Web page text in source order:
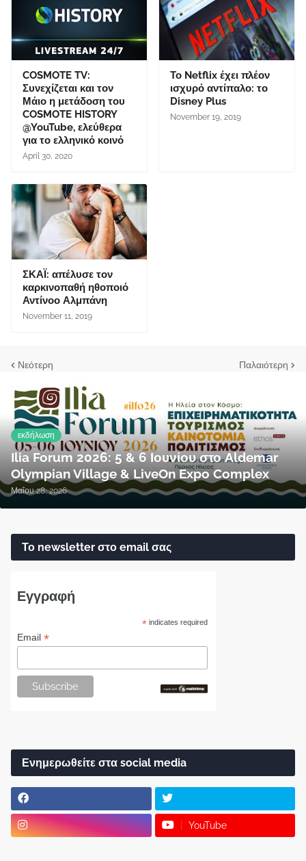
COSMOTE TV:
Συνεχίζεται και τον
Μάιο η μετάδοση του
COSMOTE HISTORY
@YouTube, ελεύθερα
για το ελληνικό κοινό
April 30, 2020
Το Netflix έχει πλέον
ισχυρό αντίπαλο: το
Disney Plus
November 19, 2019
ΣΚΑΪ: απέλυσε τον
καρκινοπαθή ηθοποιό
Αντίνοο Αλμπάνη
November 11, 2019
Νεότερη Παλαιότερη
εκδήλωση
Ilia Forum 2026: 5 & 6 Ιουνίου στο Aldemar
Olympian Village & LiveOn Expo Complex
Μαΐου 28, 2026
Το newsletter στο email σας
Εγγραφή
* indicates required
Email *
Ενημερωθείτε στα social media
YouTube